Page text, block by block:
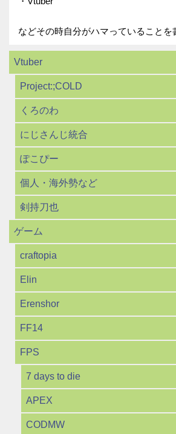
などその時自分がハマっていることを
Vtuber
Project:;COLD
くろのわ
にじさんじ統合
ぽこぴー
個人・海外勢など
剣持刀也
ゲーム
craftopia
Elin
Erenshor
FF14
FPS
7 days to die
APEX
CODMW